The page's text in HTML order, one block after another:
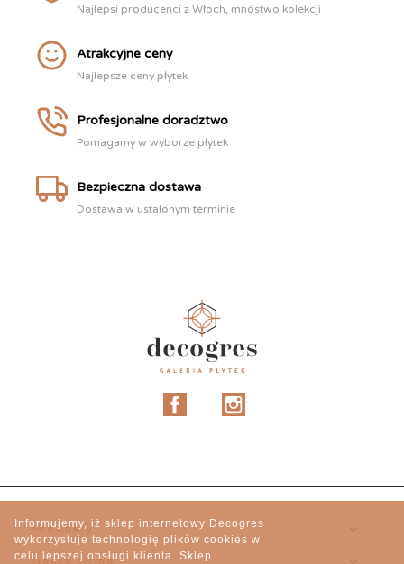
Najlepsi producenci z Włoch, mnóstwo kolekcji
Atrakcyjne ceny
Najlepsze ceny płytek
Profesjonalne doradztwo
Pomagamy w wyborze płytek
Bezpieczna dostawa
Dostawa w ustalonym terminie
Facebook
Produkty
Informujemy, iż sklep internetowy Decogres
wykorzystuje technologię plików cookies w
celu lepszej obsługi klienta. Sklep